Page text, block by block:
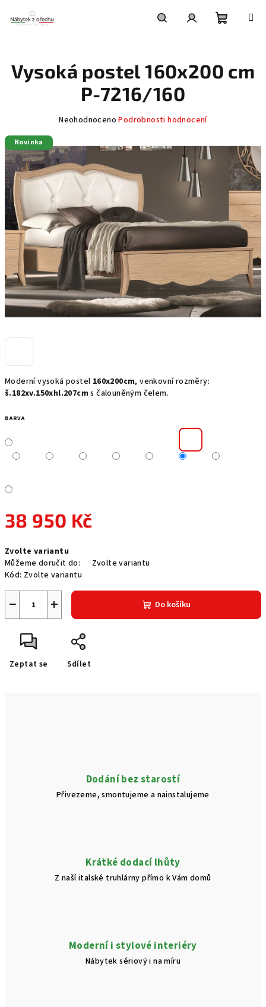
obsah
košík
Moderní vysoká postel 160x200cm, venkovní rozměry:
š.182xv.150xhl.207cm s čalouněným čelem.
BARVA
38 950 Kč
cena:
Zvolte variantu
Můžeme doručit do:
Zvolte variantu
Kód: Zvolte variantu
+
− Do košíku
Zeptat se Sdílet
Vysoká postel 160x200 cm
P-7216/160
Průměrné
produktu
je
0,0
5
hvězdiček.
Neohodnoceno Podrobnosti hodnocení
Novinka
Dodání bez starostí
Přivezeme, smontujeme a nainstalujeme
Krátké dodací lhůty
Z naší italské truhlárny přímo k Vám domů
Moderní i stylové interiéry
Nábytek sériový i na míru